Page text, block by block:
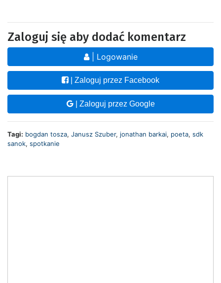
Zaloguj się aby dodać komentarz
| Logowanie
| Zaloguj przez Facebook
| Zaloguj przez Google
Tagi: bogdan tosza, Janusz Szuber, jonathan barkai, poeta, sdk
sanok, spotkanie